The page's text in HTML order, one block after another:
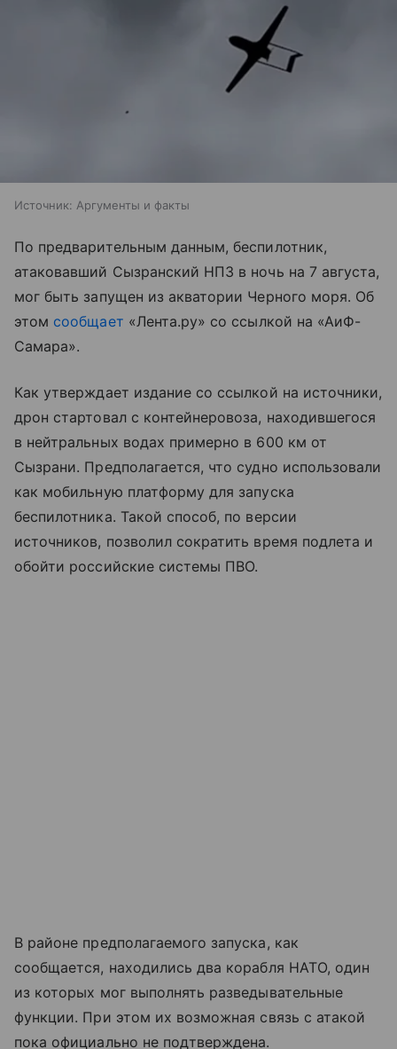
Источник: Аргументы и факты
По предварительным данным, беспилотник,
атаковавший Сызранский НПЗ в ночь на 7 августа,
мог быть запущен из акватории Черного моря. Об
этом сообщает «Лента.ру» со ссылкой на «АиФ-
Самара».
Как утверждает издание со ссылкой на источники,
дрон стартовал с контейнеровоза, находившегося
в нейтральных водах примерно в 600 км от
Сызрани. Предполагается, что судно использовали
как мобильную платформу для запуска
беспилотника. Такой способ, по версии
источников, позволил сократить время подлета и
обойти российские системы ПВО.
В районе предполагаемого запуска, как
сообщается, находились два корабля НАТО, один
из которых мог выполнять разведывательные
функции. При этом их возможная связь с атакой
пока официально не подтверждена.